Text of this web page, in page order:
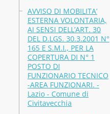
AVVISO DI MOBILITA’
ESTERNA VOLONTARIA,
AI SENSI DELL’ART. 30
DEL D.LGS. 30.3.2001 N°
165 E S.M.I., PER LA
COPERTURA DI N° 1
POSTO DI
FUNZIONARIO TECNICO
-AREA FUNZIONARI. -
Lazio - Comune di
Civitavecchia